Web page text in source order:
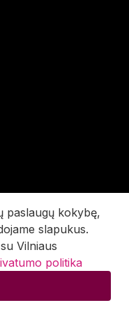
paslaugų kokybę,
slapukus.
Vilniaus
politika